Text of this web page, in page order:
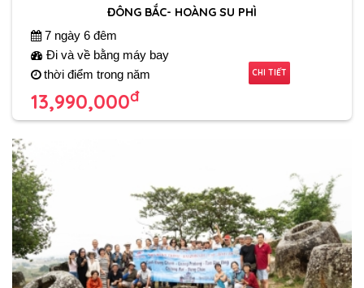
ĐÔNG BẮC- HOÀNG SU PHÌ
7 ngày 6 đêm
Đi và về bằng máy bay
thời điểm trong năm
13,990,000đ
CHI TIẾT